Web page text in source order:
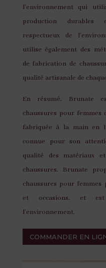
l’environnement qui
production durables
respectueux de
utilise également des
de fabrication de
qualité artisanale de
En résumé, Brunate
chaussures pour femmes
fabriquée à la main en
connue pour son
qualité des matériaux
chaussures. Brunate
chaussures pour
et occasions, et est
l’environnement.
COMMANDER EN